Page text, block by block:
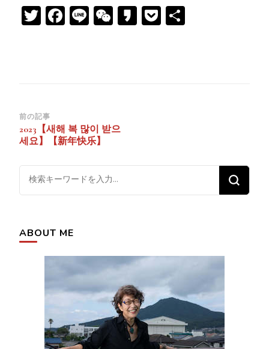
Twitter
Facebook
LineWeChat
KakaoPocket
投
稿
ビ
ゲ
ョ
前の記事
2023【새해 복 많이 받으
세요】【新年快乐】
な
に
探
ABOUT ME